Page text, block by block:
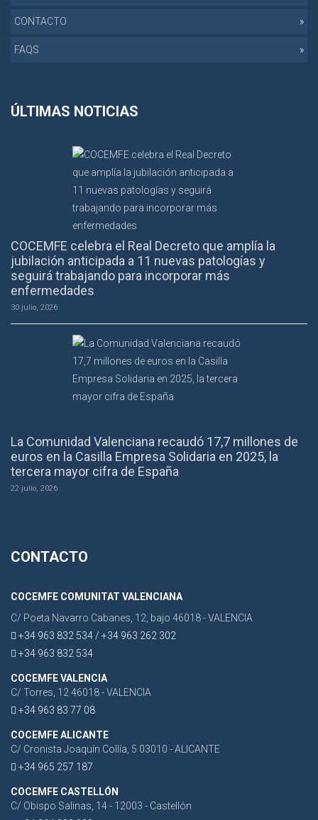
CONTACTO
FAQS
ÚLTIMAS NOTICIAS
COCEMFE celebra el Real Decreto que amplía la
jubilación anticipada a 11 nuevas patologías y
seguirá trabajando para incorporar más
enfermedades
30 julio, 2026
La Comunidad Valenciana recaudó 17,7 millones de
euros en la Casilla Empresa Solidaria en 2025, la
tercera mayor cifra de España
22 julio, 2026
CONTACTO
COCEMFE COMUNITAT VALENCIANA
C/ Poeta Navarro Cabanes, 12, bajo 46018 - VALENCIA
+34 963 832 534 / +34 963 262 302
+34 963 832 534
COCEMFE VALENCIA
C/ Torres, 12 46018 - VALENCIA
+34 963 83 77 08
COCEMFE ALICANTE
C/ Cronista Joaquín Collía, 5 03010 - ALICANTE
+34 965 257 187
COCEMFE CASTELLÓN
C/ Obispo Salinas, 14 - 12003 - Castellón